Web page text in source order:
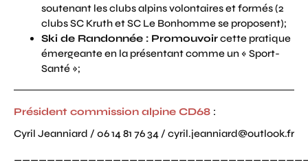
soutenant les clubs alpins volontaires et formés (2
clubs SC Kruth et SC Le Bonhomme se proposent);
Ski de Randonnée : Promouvoircette pratique
émergeante en la présentant comme un « Sport-
Santé »;
Président commission alpine CD68 :
Cyril Jeanniard / 06 14 81 76 34 / cyril.jeanniard@outlook.fr